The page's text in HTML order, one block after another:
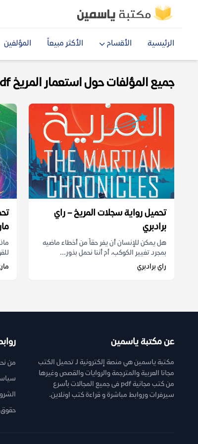
الرئيسية الأقسام الأكثر مبيعاً المؤلفين
جميع المؤلفات حول استعمار المريخ pdf
تحميل رواية سجلات المريخ – راي
برادبري
هل يمكن للإنسان أن يفر حقاً من أخطاء ماضيه
بمجرد تغيير الكوكب، أم أننا نحمل بذور...
راي برادبري
عن مكتبة ياسمين
مكتبة ياسمين هي منصة إلكترونية لـ تحميل الكتب
مجانا العربية والمترجمة والروايات والقصص وغيرها
من كتب مجانية pdf فى جميع المجالات بأسرع
سيرفرات وروابط مباشرة و قراءة كتب اونلاين.
من
حقوق